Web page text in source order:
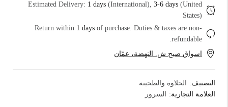
Estimated Delivery: 1 days (International), 3-6 days (United
States)
Return within 1 days of purchase. Duties & taxes are non-
refundable.
اسواق صبح ش. النهضة، عمّان
التصنيف:
الحلاوة والطحينة
العلامة التجارية:
السرور